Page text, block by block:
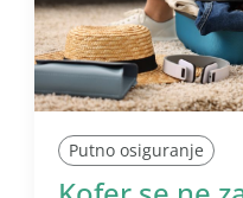
Putno osiguranje